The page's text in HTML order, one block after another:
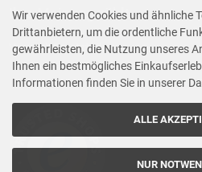
Ihre Meinung zählt
Vorwerk Ersatzteile
Wenn Ihnen der Service der
bewerten Sie uns bitte bei
Wir verwenden Cookies und ähnliche
Drittanbietern, um die ordentliche
gewährleisten, die Nutzung unseres
Ihnen ein bestmögliches
Informationen finden Sie in unserer
ALLE
NUR